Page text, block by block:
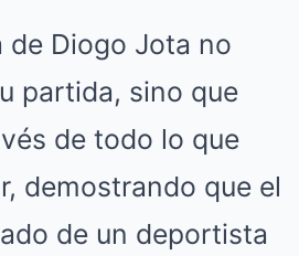
de Diogo Jota no
partida, sino que
de todo lo que
demostrando que el
de un deportista